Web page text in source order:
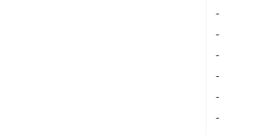
-
-
-
-
-
-